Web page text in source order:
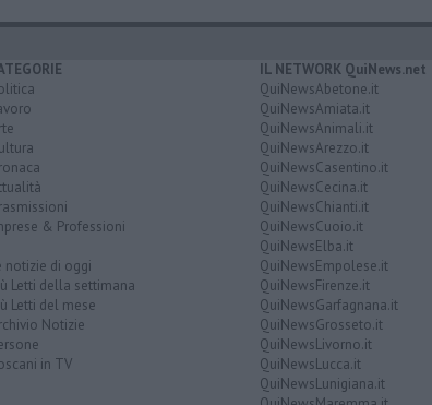
& Professioni
notizie di oggi
Letti della settimana
Letti del mese
Notizie
in TV
IL NETWORK QuiNews.net
QuiNewsAbetone.it
QuiNewsAmiata.it
QuiNewsAnimali.it
QuiNewsArezzo.it
QuiNewsCasentino.it
QuiNewsCecina.it
QuiNewsChianti.it
QuiNewsCuoio.it
QuiNewsElba.it
QuiNewsEmpolese.it
QuiNewsFirenze.it
QuiNewsGarfagnana.it
QuiNewsGrosseto.it
QuiNewsLivorno.it
QuiNewsLucca.it
QuiNewsLunigiana.it